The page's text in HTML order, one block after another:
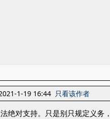
1-19 16:44 只看该作者
绝对支持。只是别只规定义务